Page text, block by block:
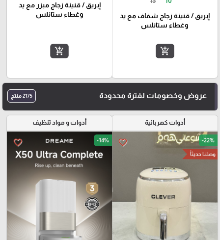
إبريق / قنينة زجاج شفاف مع يد
وغطاء ستانلس
add_shopping_cart
إبريق / قنينة زجاج مبزر مع يد
وغطاء ستانلس
add_shopping_cart
عروض وخصومات لفترة محدودة 2175 منتج
أدوات كهربائية
favorite_border -22%
وصلنا حديثاً
أدوات و مواد تنظيف
favorite_border -14%